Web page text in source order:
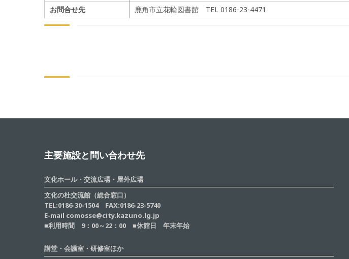
お問合せ先
鹿角市立花輪図書館 TEL 0186-23-4471
主要施設と問い合わせ先
文化ホール・交流広場・屋外広場
文化の杜交流館（総合窓口）
TEL:0186-30-1504 FAX:0186-23-5740
E-mail comosse@city.kazuno.lg.jp
■利用時間 9：00～22：00 ■休館日 年末年始
講堂・会議室・研修室ほか